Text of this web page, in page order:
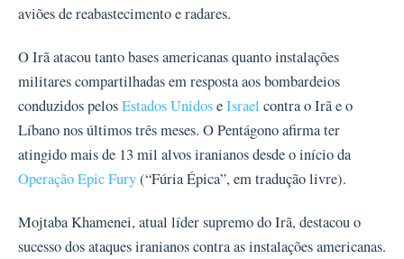
aviões de reabastecimento e radares.
O Irã atacou tanto bases americanas quanto instalações
militares compartilhadas em resposta aos bombardeios
conduzidos pelosEstados UnidoseIsrael contra o Irã e o
Líbano nos últimos três meses. O Pentágono afirma ter
atingido mais de 13 mil alvos iranianos desde o início da
Operação Epic Fury(“Fúria Épica”, em tradução livre).
Mojtaba Khamenei, atual líder supremo do Irã, destacou o
sucesso dos ataques iranianos contra as instalações americanas.